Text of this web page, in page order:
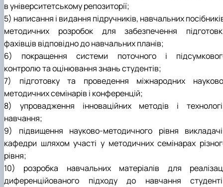
в університетському репозиторії;
5) написання і видання підручників, навчальних
методичних розробок для забезпечення
фахівців відповідно до навчальних планів;
6) покращення системи поточного і
контролю та оцінювання знань студентів;
7) підготовку та проведення міжнародних
методичних семінарів і конференцій;
8) упровадження інноваційних методів і
навчання;
9) підвищення науково-методичного рівня
кафедри шляхом участі у методичних семінарах
рівня;
10) розробка навчальних матеріалів для
диференційованого підходу до навчання